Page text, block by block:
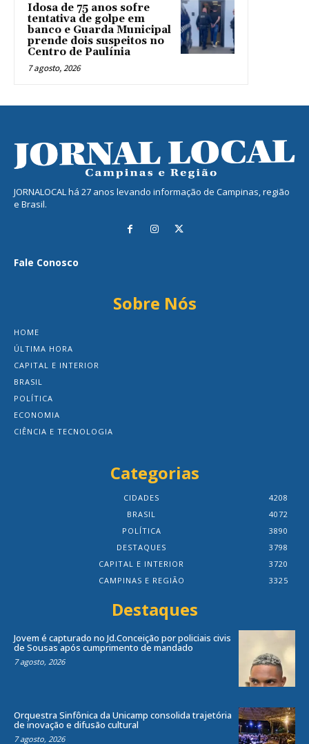
Idosa de 75 anos sofre
tentativa de golpe em
banco e Guarda Municipal
prende dois suspeitos no
Centro de Paulínia
7 agosto, 2026
JORNALOCAL há 27 anos levando informação de Campinas, região
e Brasil.
Fale Conosco
Sobre Nós
HOME
ÚLTIMA HORA
CAPITAL E INTERIOR
BRASIL
POLÍTICA
ECONOMIA
CIÊNCIA E TECNOLOGIA
Categorias
CIDADES
4208
BRASIL
4072
POLÍTICA
3890
DESTAQUES
3798
CAPITAL E INTERIOR
3720
CAMPINAS E REGIÃO
3325
Destaques
Jovem é capturado no Jd.Conceição por policiais civis
de Sousas após cumprimento de mandado
7 agosto, 2026
Orquestra Sinfônica da Unicamp consolida trajetória
de inovação e difusão cultural
7 agosto, 2026